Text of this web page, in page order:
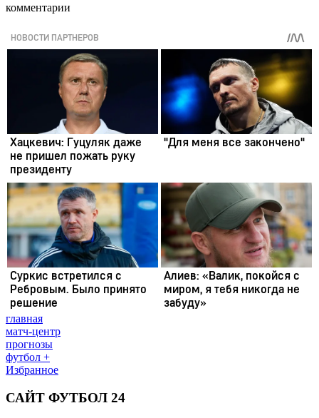
комментарии
главная
матч-центр
прогнозы
футбол +
Избранное
САЙТ ФУТБОЛ 24